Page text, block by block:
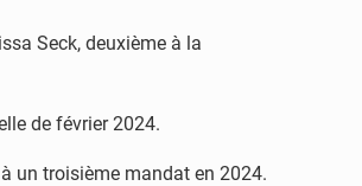
Seck, deuxième à la
de février 2024.
un troisième mandat en 2024.